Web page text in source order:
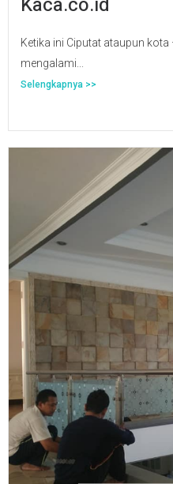
Ketika ini Ciputat ataupun
mengalami...
Selengkapnya >>